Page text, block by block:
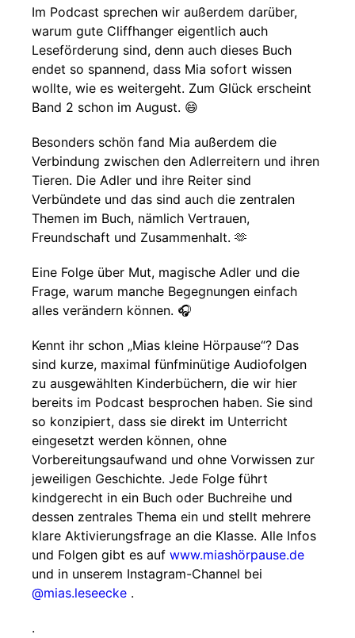
Im Podcast sprechen wir außerdem darüber,
warum gute Cliffhanger eigentlich auch
Leseförderung sind, denn auch dieses Buch
endet so spannend, dass Mia sofort wissen
wollte, wie es weitergeht. Zum Glück erscheint
Band 2 schon im August. 😄
Besonders schön fand Mia außerdem die
Verbindung zwischen den Adlerreitern und ihren
Tieren. Die Adler und ihre Reiter sind
Verbündete und das sind auch die zentralen
Themen im Buch, nämlich Vertrauen,
Freundschaft und Zusammenhalt. 🫶
Eine Folge über Mut, magische Adler und die
Frage, warum manche Begegnungen einfach
alles verändern können. 🎧
Kennt ihr schon „Mias kleine Hörpause“? Das
sind kurze, maximal fünfminütige Audiofolgen
zu ausgewählten Kinderbüchern, die wir hier
bereits im Podcast besprochen haben. Sie sind
so konzipiert, dass sie direkt im Unterricht
eingesetzt werden können, ohne
Vorbereitungsaufwand und ohne Vorwissen zur
jeweiligen Geschichte. Jede Folge führt
kindgerecht in ein Buch oder Buchreihe und
dessen zentrales Thema ein und stellt mehrere
klare Aktivierungsfrage an die Klasse. Alle Infos
und Folgen gibt es auf www.miashörpause.de
und in unserem Instagram-Channel bei
@mias.leseecke .
.